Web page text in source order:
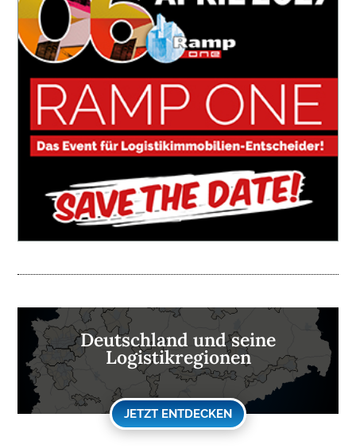
Deutschland und seine
Logistikregionen
JETZT ENTDECKEN